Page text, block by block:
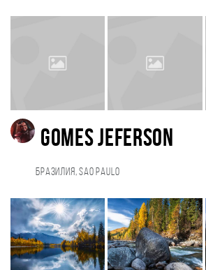
GOMES JEFERSON
Бразилия, SAO PAULO